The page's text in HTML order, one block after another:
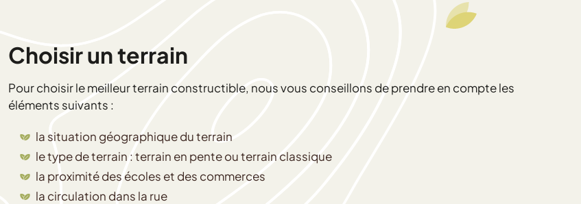
Choisir un terrain
Pour choisir le meilleur terrain constructible, nous vous conseillons de prendre en compte les
éléments suivants :
la situation géographique du terrain
le type de terrain : terrain en pente ou terrain classique
la proximité des écoles et des commerces
la circulation dans la rue